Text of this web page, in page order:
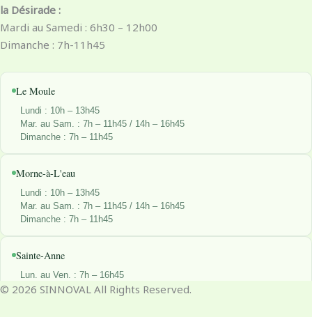
la Désirade :
Mardi au Samedi : 6h30 – 12h00
Dimanche : 7h-11h45
Le Moule
Lundi : 10h – 13h45
Mar. au Sam. : 7h – 11h45 / 14h – 16h45
Dimanche : 7h – 11h45
Morne-à-L'eau
Lundi : 10h – 13h45
Mar. au Sam. : 7h – 11h45 / 14h – 16h45
Dimanche : 7h – 11h45
Sainte-Anne
Lun. au Ven. : 7h – 16h45
Samedi : 7h – 15h45
© 2026 SINNOVAL All Rights Reserved.